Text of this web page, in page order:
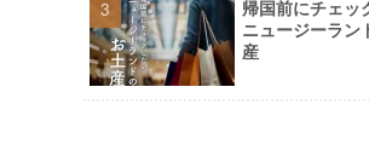
帰国前にチェッ
ニュージーラン
産